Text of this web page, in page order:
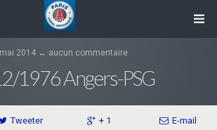
2014 ↔ aucun commentaire
1976 Angers-PSG
Tweeter + 1 E-mail